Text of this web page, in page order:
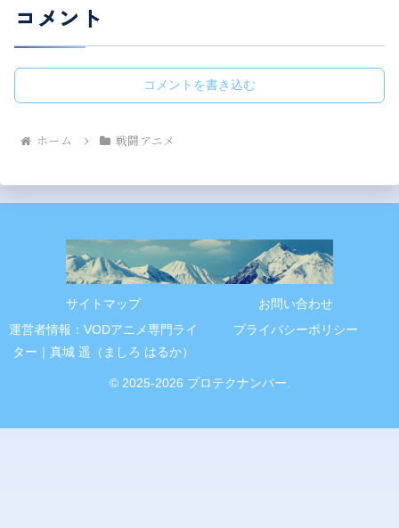
コメント
コメントを書き込む
ホーム 戦闘アニメ
サイトマップ
お問い合わせ
運営者情報：VODアニメ専門ライ
ター｜真城 遥（ましろ はるか）
プライバシーポリシー
© 2025-2026 プロテクナンバー.